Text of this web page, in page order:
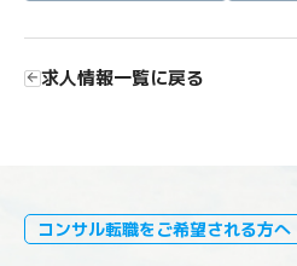
求人情報一覧に戻る
コンサル転職をご希望される方へ